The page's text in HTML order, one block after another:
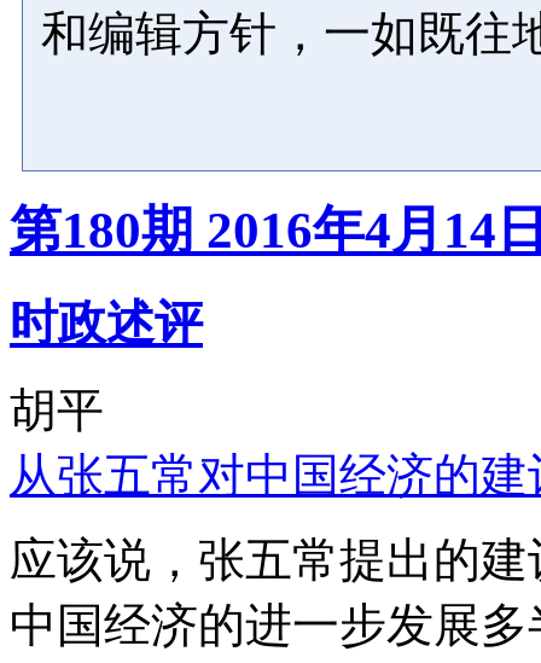
和编辑方针，一如既往
第180期 2016年4月14
时政述评
胡平
从张五常对中国经济的
应该说，张五常提出的
中国经济的进一步发展